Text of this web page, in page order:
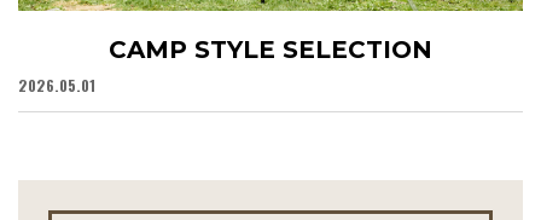
CAMP STYLE SELECTION
2026.05.01